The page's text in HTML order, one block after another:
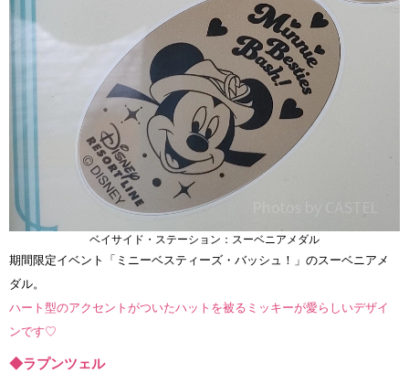
ベイサイド・ステーション：スーベニアメダル
期間限定イベント「ミニーベスティーズ・バッシュ！」のスーベニアメ
ダル。
ハート型のアクセントがついたハットを被るミッキーが愛らしいデザイ
ンです♡
◆ラプンツェル